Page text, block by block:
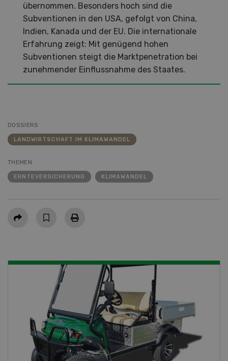
übernommen. Besonders hoch sind die
Subventionen in den USA, gefolgt von China,
Indien, Kanada und der EU. Die internationale
Erfahrung zeigt: Mit genügend hohen
Subventionen steigt die Marktpenetration bei
zunehmender Einflussnahme des Staates.
DOSSIERS
LANDWIRTSCHAFT IM KLIMAWANDEL
THEMEN
ERNTEVERSICHERUNG KLIMAWANDEL
Teilen